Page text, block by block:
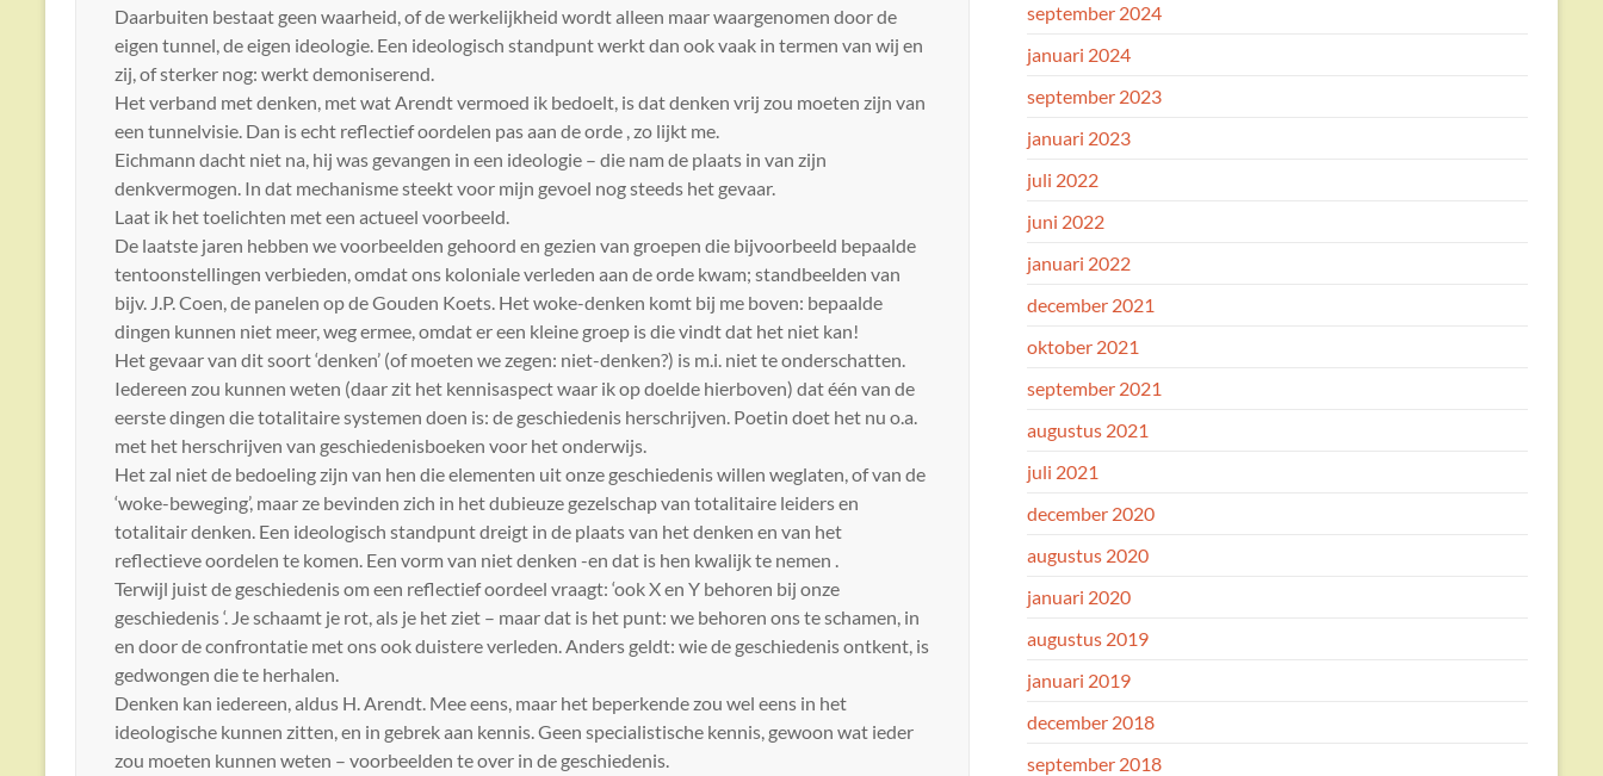
Daarbuiten bestaat geen waarheid, of de werkelijkheid wordt alleen maar waargenomen door de
eigen tunnel, de eigen ideologie. Een ideologisch standpunt werkt dan ook vaak in termen van wij en
zij, of sterker nog: werkt demoniserend.
Het verband met denken, met wat Arendt vermoed ik bedoelt, is dat denken vrij zou moeten zijn van
een tunnelvisie. Dan is echt reflectief oordelen pas aan de orde , zo lijkt me.
Eichmann dacht niet na, hij was gevangen in een ideologie – die nam de plaats in van zijn
denkvermogen. In dat mechanisme steekt voor mijn gevoel nog steeds het gevaar.
Laat ik het toelichten met een actueel voorbeeld.
De laatste jaren hebben we voorbeelden gehoord en gezien van groepen die bijvoorbeeld bepaalde
tentoonstellingen verbieden, omdat ons koloniale verleden aan de orde kwam; standbeelden van
bijv. J.P. Coen, de panelen op de Gouden Koets. Het woke-denken komt bij me boven: bepaalde
dingen kunnen niet meer, weg ermee, omdat er een kleine groep is die vindt dat het niet kan!
Het gevaar van dit soort ‘denken’ (of moeten we zegen: niet-denken?) is m.i. niet te onderschatten.
Iedereen zou kunnen weten (daar zit het kennisaspect waar ik op doelde hierboven) dat één van de
eerste dingen die totalitaire systemen doen is: de geschiedenis herschrijven. Poetin doet het nu o.a.
met het herschrijven van geschiedenisboeken voor het onderwijs.
Het zal niet de bedoeling zijn van hen die elementen uit onze geschiedenis willen weglaten, of van de
‘woke-beweging’, maar ze bevinden zich in het dubieuze gezelschap van totalitaire leiders en
totalitair denken. Een ideologisch standpunt dreigt in de plaats van het denken en van het
reflectieve oordelen te komen. Een vorm van niet denken -en dat is hen kwalijk te nemen .
Terwijl juist de geschiedenis om een reflectief oordeel vraagt: ‘ook X en Y behoren bij onze
geschiedenis ‘. Je schaamt je rot, als je het ziet – maar dat is het punt: we behoren ons te schamen, in
en door de confrontatie met ons ook duistere verleden. Anders geldt: wie de geschiedenis ontkent, is
gedwongen die te herhalen.
Denken kan iedereen, aldus H. Arendt. Mee eens, maar het beperkende zou wel eens in het
ideologische kunnen zitten, en in gebrek aan kennis. Geen specialistische kennis, gewoon wat ieder
zou moeten kunnen weten – voorbeelden te over in de geschiedenis.
september 2024
januari 2024
september 2023
januari 2023
juli 2022
juni 2022
januari 2022
december 2021
oktober 2021
september 2021
augustus 2021
juli 2021
december 2020
augustus 2020
januari 2020
augustus 2019
januari 2019
december 2018
september 2018